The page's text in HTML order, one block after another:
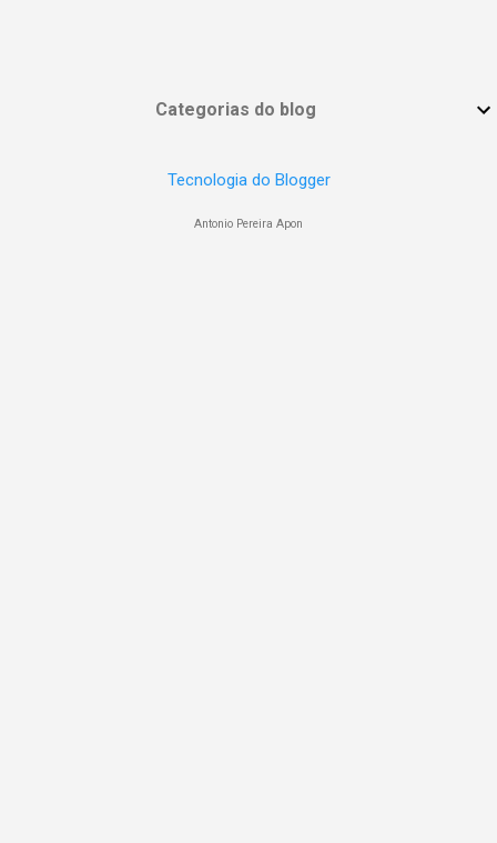
Categorias do blog
Tecnologia do Blogger
Antonio Pereira Apon